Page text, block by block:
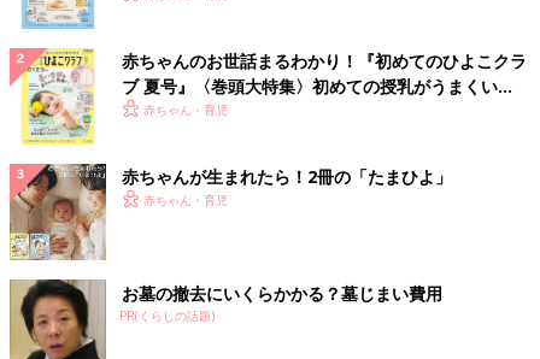
赤ちゃんのお世話まるわかり！『初めてのひよこクラ
ブ 夏号』〈巻頭大特集〉初めての授乳がうまくい
く！ おっぱい・ミルクの基本と夏のトラブル 解決テ
赤ちゃん・育児
赤ちゃんが生まれたら！2冊の「たまひよ」
赤ちゃん・育児
お墓の撤去にいくらかかる？墓じまい費用
PR(くらしの話題)